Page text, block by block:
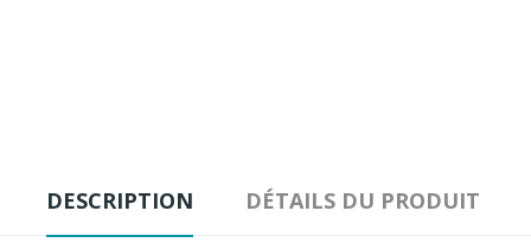
DESCRIPTION DÉTAILS DU PRODUIT